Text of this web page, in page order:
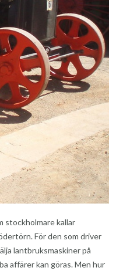
stockholmare kallar
För den som driver
lantbruksmaskiner på
affärer kan göras. Men hur